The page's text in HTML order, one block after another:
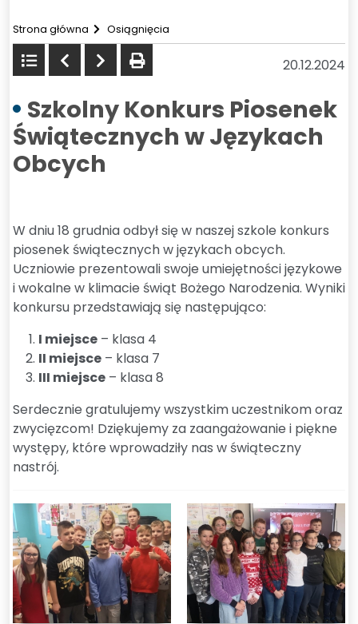
Strona główna Osiągnięcia
Powrót
do
listy
Poprzedni
Następny
drukuj 20.12.2024
Szkolny Konkurs Piosenek
Świątecznych w Językach
Obcych
W dniu 18 grudnia odbył się w naszej szkole konkurs
piosenek świątecznych w językach obcych.
Uczniowie prezentowali swoje umiejętności językowe
i wokalne w klimacie świąt Bożego Narodzenia. Wyniki
konkursu przedstawiają się następująco:
I miejsce – klasa 4
II miejsce – klasa 7
III miejsce – klasa 8
Serdecznie gratulujemy wszystkim uczestnikom oraz
zwycięzcom! Dziękujemy za zaangażowanie i piękne
występy, które wprowadziły nas w świąteczny
nastrój.